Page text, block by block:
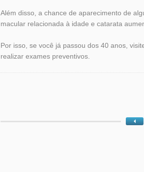
Além disso, a chance de aparecimento de
macular relacionada à idade e catarata
Por isso, se você já passou dos 40 anos,
realizar exames preventivos.